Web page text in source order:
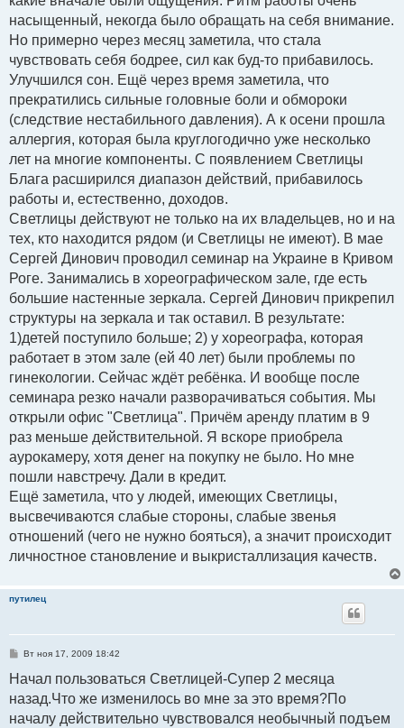
насыщенный, некогда было обращать на себя внимание.
Но примерно через месяц заметила, что стала
чувствовать себя бодрее, сил как буд-то прибавилось.
Улучшился сон. Ещё через время заметила, что
прекратились сильные головные боли и обмороки
(следствие нестабильного давления). А к осени прошла
аллергия, которая была круглогодично уже несколько
лет на многие компоненты. С появлением Светлицы
Блага расширился диапазон действий, прибавилось
работы и, естественно, доходов.
Светлицы действуют не только на их владельцев, но и на
тех, кто находится рядом (и Светлицы не имеют). В мае
Сергей Динович проводил семинар на Украине в Кривом
Роге. Занимались в хореографическом зале, где есть
большие настенные зеркала. Сергей Динович прикрепил
структуры на зеркала и так оставил. В результате:
1)детей поступило больше; 2) у хореографа, которая
работает в этом зале (ей 40 лет) были проблемы по
гинекологии. Сейчас ждёт ребёнка. И вообще после
семинара резко начали разворачиваться события. Мы
открыли офис "Светлица". Причём аренду платим в 9
раз меньше действительной. Я вскоре приобрела
аурокамеру, хотя денег на покупку не было. Но мне
пошли навстречу. Дали в кредит.
Ещё заметила, что у людей, имеющих Светлицы,
высвечиваются слабые стороны, слабые звенья
отношений (чего не нужно бояться), а значит происходит
личностное становление и выкристаллизация качеств.
путилец
С
о
б
щ
е
н
Вт ноя 17, 2009 18:42
Начал пользоваться Светлицей-Супер 2 месяца
назад.Что же изменилось во мне за это время?По
началу действительно чувствовался необычный подъем